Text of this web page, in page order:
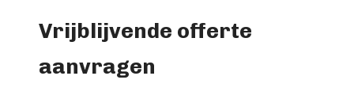
Vrijblijvende offerte
aanvragen